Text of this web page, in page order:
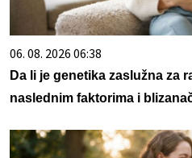
06. 08. 2026 06:38
Da li je genetika zaslužna za
naslednim faktorima i